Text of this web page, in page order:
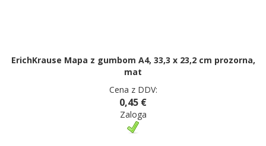
ErichKrause Mapa z gumbom A4, 33,3 x 23,2 cm prozorna,
mat
Cena z DDV:
0,45 €
Zaloga